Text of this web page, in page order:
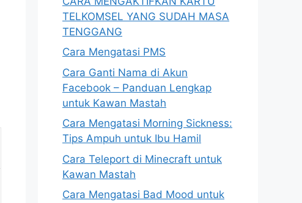
TELKOMSEL YANG SUDAH MASA
TENGGANG
Cara Mengatasi PMS
Cara Ganti Nama di Akun
Facebook – Panduan Lengkap
untuk Kawan Mastah
Cara Mengatasi Morning Sickness:
Tips Ampuh untuk Ibu Hamil
Cara Teleport di Minecraft untuk
Kawan Mastah
Cara Mengatasi Bad Mood untuk